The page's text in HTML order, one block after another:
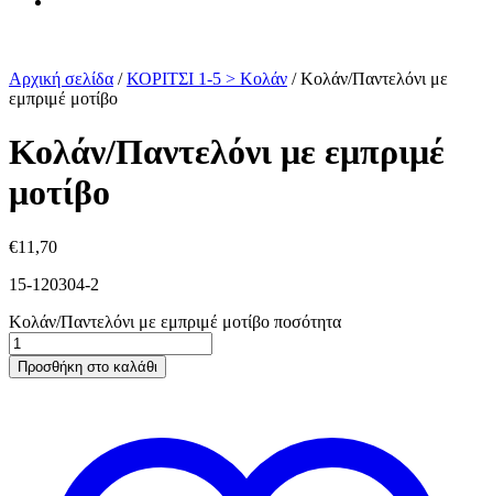
Αρχική σελίδα / ΚΟΡΙΤΣΙ 1-5 > Κολάν /Κολάν/Παντελόνι με
εμπριμέ μοτίβο
Κολάν/Παντελόνι με εμπριμέ
μοτίβο
€11,70
15-120304-2
Κολάν/Παντελόνι με εμπριμέ μοτίβο ποσότητα
Προσθήκη στο καλάθι